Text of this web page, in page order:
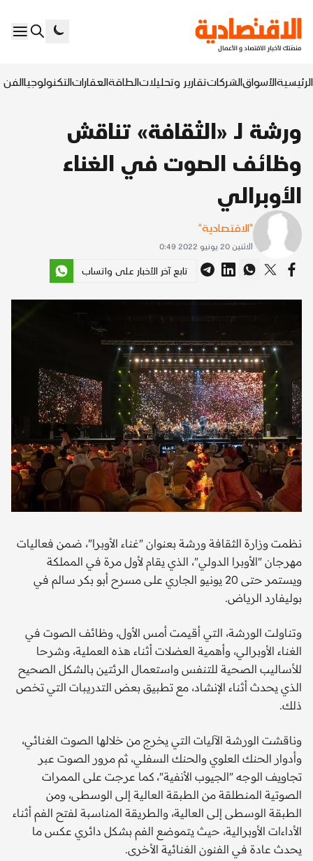
الرئيسيةالأسواقالشركاتتقارير وتحليلاتالطاقةالعقاراتالتكنولوجياالفن
ورشة لـ «الثقافة» تناقش
وظائف الصوت في الغناء
الأوبرالي
"الاقتصادية"
الاثنين 20 يونيو 2022 0:49
تابع آخر الأخبار على واتساب
نظمت وزارة الثقافة ورشة بعنوان "غناء الأوبرا"، ضمن فعاليات
مهرجان "الأوبرا الدولي"، الذي يقام لأول مرة في المملكة
ويستمر حتى 20 يونيو الجاري على مسرح أبو بكر سالم في
بوليفارد الرياض.
وتناولت الورشة، التي أقيمت أمس الأول، وظائف الصوت في
الغناء الأوبرالي، وأهمية العضلات أثناء هذه العملية، وشرحا
للأساليب الصحية للتنفس واستعمال الرئتين بالشكل الصحيح
الذي يحدث أثناء الإنشاد، مع تطبيق بعض التدريبات التي تخص
ذلك.
وناقشت الورشة الآليات التي يخرج من خلالها الصوت الغنائي،
وأدوار الحنك العلوي والحنك السفلي، ثم مرور الصوت عبر
تجاويف الوجه "الجيوب الأنفية"، كما عرجت على الممرات
الصوتية المنطلقة من الطبقة العالية إلى الوسطى، ومن
الطبقة الوسطى إلى العالية، والطريقة المناسبة لفتح الفم أثناء
الأداءات الأوبرالية، حيث يتموضع الفم بشكل دائري عكس ما
يحدث عادة في الفنون الغنائية الأخرى.